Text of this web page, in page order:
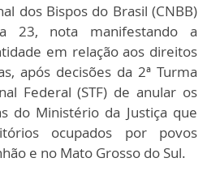
dos Bispos do Brasil (CNBB)
23, nota manifestando a
em relação aos direitos
após decisões da 2ª Turma
Federal (STF) de anular os
do Ministério da Justiça que
ocupados por povos
e no Mato Grosso do Sul.